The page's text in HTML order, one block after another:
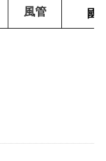
風管 國